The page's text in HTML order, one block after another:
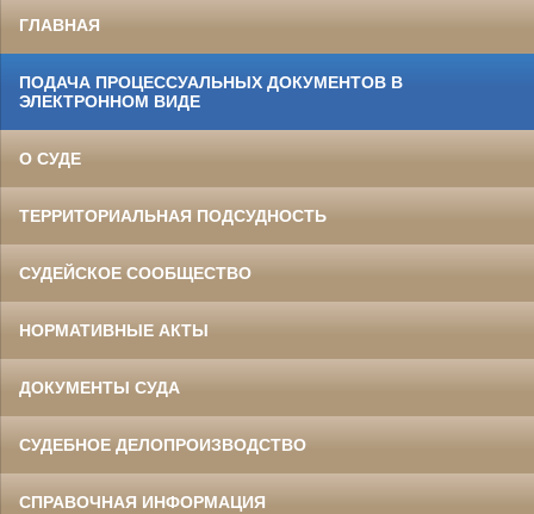
ГЛАВНАЯ
ПОДАЧА ПРОЦЕССУАЛЬНЫХ ДОКУМЕНТОВ В
ЭЛЕКТРОННОМ ВИДЕ
О СУДЕ
ТЕРРИТОРИАЛЬНАЯ ПОДСУДНОСТЬ
СУДЕЙСКОЕ СООБЩЕСТВО
НОРМАТИВНЫЕ АКТЫ
ДОКУМЕНТЫ СУДА
СУДЕБНОЕ ДЕЛОПРОИЗВОДСТВО
СПРАВОЧНАЯ ИНФОРМАЦИЯ